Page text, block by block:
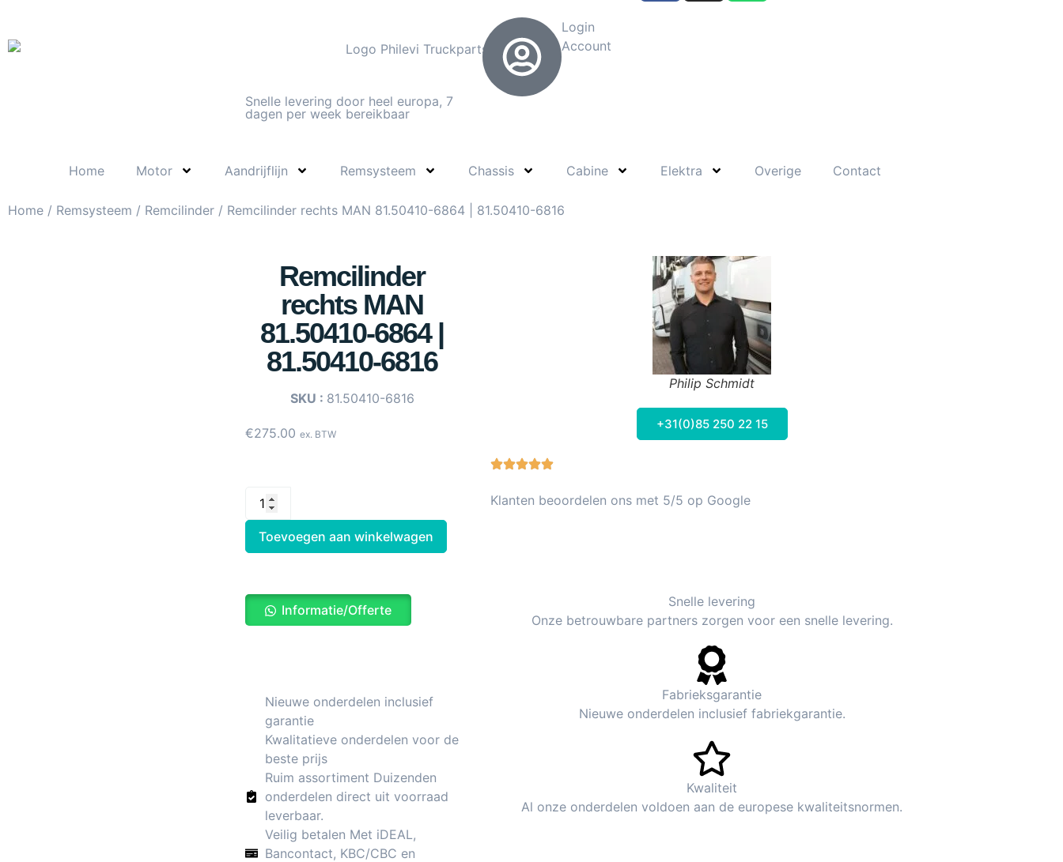
Snelle levering door heel europa, 7
dagen per week bereikbaar
Login
Account
Home Motor Aandrijflijn Remsysteem Chassis Cabine Elektra Overige Contact
Home / Remsysteem / Remcilinder / Remcilinder rechts MAN 81.50410-6864 | 81.50410-6816
Remcilinder
rechts MAN
81.50410-6864 |
81.50410-6816
SKU : 81.50410-6816
€275.00 ex. BTW
Toevoegen aan winkelwagen
Informatie/Offerte
Nieuwe onderdelen inclusief
garantie
Kwalitatieve onderdelen voor de
beste prijs
Ruim assortiment Duizenden
onderdelen direct uit voorraad
leverbaar.
Veilig betalen Met iDEAL,
Bancontact, KBC/CBC en
Philip Schmidt
+31(0)85 250 22 15
Klanten beoordelen ons met 5/5 op Google
Snelle levering
Onze betrouwbare partners zorgen voor een snelle levering.
Fabrieksgarantie
Nieuwe onderdelen inclusief fabriekgarantie.
Kwaliteit
Al onze onderdelen voldoen aan de europese kwaliteitsnormen.